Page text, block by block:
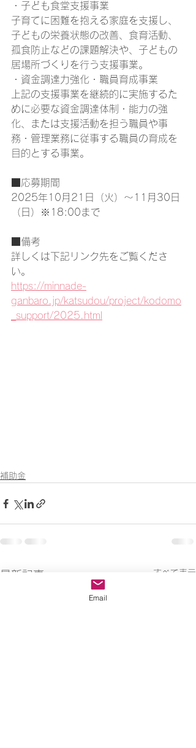
・子ども食堂支援事業
子育てに困難を抱える家庭を支援し、
子どもの栄養状態の改善、食育活動、
孤食防止などの課題解決や、子どもの
居場所づくりを行う支援事業。
・資金調達力強化・職員育成事業
上記の支援事業を継続的に実施するた
めに必要な資金調達体制・能力の強
化、または支援活動を担う職員や事
務・管理業務に従事する職員の育成を
目的とする事業。
■応募期間
2025年10月21日（火）～11月30日
（日）※18:00まで
■備考
詳しくは下記リンク先をご覧くださ
い。
https://minnade-
ganbaro.jp/katsudou/project/kodomo
_support/2025.html
補助金
最新記事 すべて表示
Email